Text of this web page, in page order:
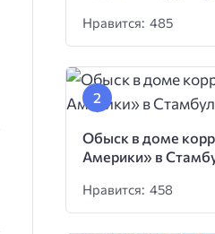
Нравится: 485
Обыск в доме
Америки» в
Нравится: 458